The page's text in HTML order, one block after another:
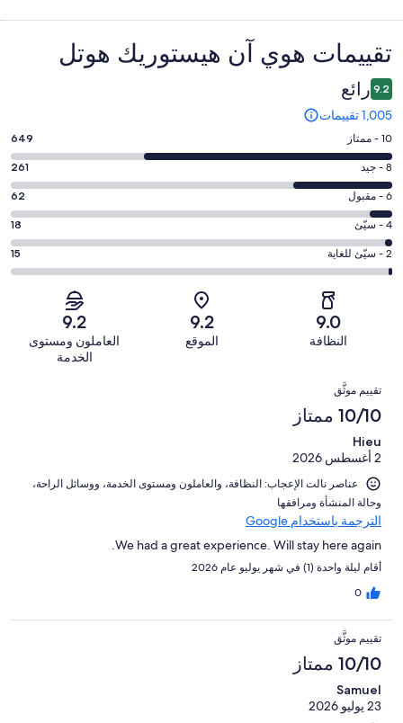
التقييمات
تقييمات ⁦هوي آن هيستوريك هوتل⁩
9.2 رائع
1,005 تقييمات
درجة
التصنيف
10
-
ممتاز.
649
من
أصل
10 - ممتاز 649
درجة
التصنيف
8
-
جيد.
261
8 - جيد 261
درجة
التصنيف
6
-
مقبول.
تقييمات
النزلاء
6 - مقبول 62
درجة
التصنيف
4
من
تقييمات
النزلاء
4 - سيّئ 18
درجة
التصنيف
من
أصل
1005
من
تقييمات
النزلاء
2 - سيّئ للغاية 15
9.0
النظافة
9.2
الموقع
9.2
العاملون ومستوى
الخدمة
التقييمات
تقييم موثَّق
10/10 ممتاز
Hieu
2 أغسطس 2026
عناصر نالت الإعجاب: ⁦النظافة⁩، و⁦العاملون ومستوى الخدمة⁩، و⁦وسائل الراحة⁩،
و⁦حالة المنشأة ومرافقها⁩
الترجمة باستخدام Google
We had a great experience. Will stay here again.
أقام ليلة واحدة (1) في شهر يوليو عام 2026
0
تقييم موثَّق
10/10 ممتاز
Samuel
23 يوليو 2026